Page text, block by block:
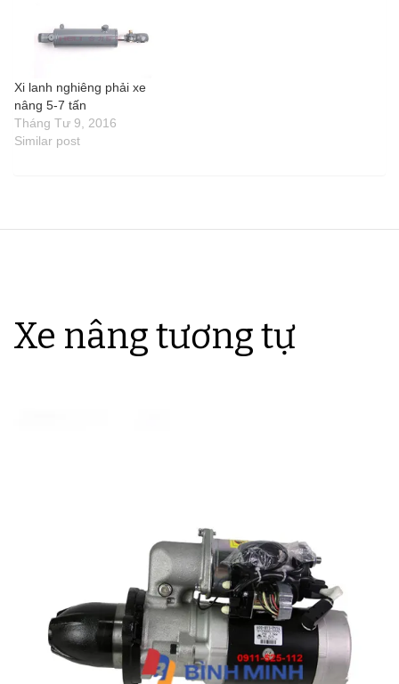
Xi lanh nghiêng phải xe
nâng 5-7 tấn
Tháng Tư 9, 2016
Similar post
Xe nâng tương tự